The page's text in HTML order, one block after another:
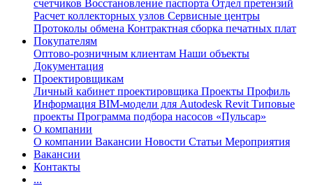
счетчиков Восстановление паспорта Отдел претензий
Расчет коллекторных узлов Сервисные центры
Протоколы обмена Контрактная сборка печатных плат
Покупателям
Оптово-розничным клиентам Наши объекты
Документация
Проектировщикам
Личный кабинет проектировщика Проекты Профиль
Информация BIM-модели для Autodesk Revit Типовые
проекты Программа подбора насосов «Пульсар»
О компании
О компании Вакансии Новости Статьи Мероприятия
Вакансии
Контакты
...